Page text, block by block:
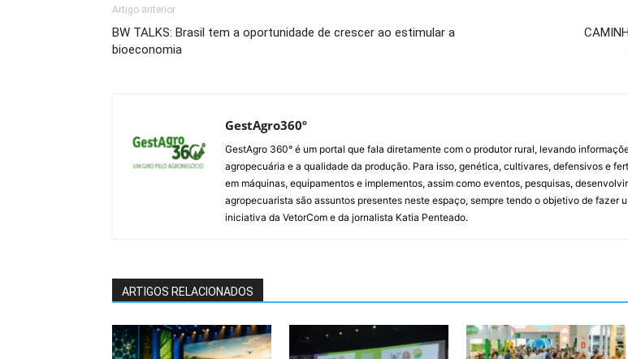
Artigo anterior
BW TALKS: Brasil tem a oportunidade de crescer ao estimular a
bioeconomia
GestAgro360º
GestAgro 360° é um portal que fala diretamente com o produtor rural, levando
agropecuária e a qualidade da produção. Para isso, genética, cultivares, defensivos e
em máquinas, equipamentos e implementos, assim como eventos, pesquisas,
agropecuarista são assuntos presentes neste espaço, sempre tendo o objetivo de fazer
iniciativa da VetorCom e da jornalista Katia Penteado.
ARTIGOS RELACIONADOS